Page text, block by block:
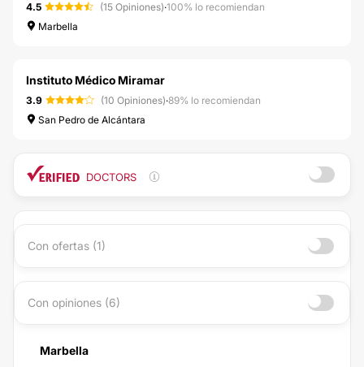
4.5 (15 Opiniones)·100% lo recomiendan
Marbella
Instituto Médico Miramar
3.9 (10 Opiniones)·89% lo recomiendan
San Pedro de Alcántara
DOCTORS
Con ofertas (1)
Con opiniones (6)
Marbella